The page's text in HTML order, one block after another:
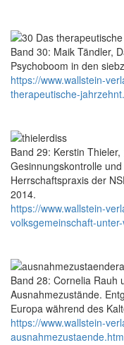
Band 30: Maik Tändler,
Psychoboom in den
https://www.wallstein-
therapeutische-
Band 29: Kerstin
Gesinnungskontrolle
Herrschaftspraxis der
2014.
https://www.wallstein-
volksgemeinschaft-
Band 28: Cornelia Rauh
Ausnahmezustände.
Europa während des
https://www.wallstein-